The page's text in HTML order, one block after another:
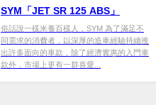
SYM「JET SR 125 ABS」
俗話說一樣米養百樣人，SYM 為了滿足不
同需求的消費者，以深厚的造車經驗持續推
出許多面向的車款，除了經濟實惠的入門車
款外，市場上更有一群喜愛...